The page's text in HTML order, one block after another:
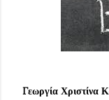
Γεωργία Χριστίνα